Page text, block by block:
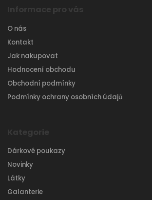
Informace pro vás
O nás
Kontakt
Jak nakupovat
Hodnocení obchodu
Obchodní podmínky
Podmínky ochrany osobních údajů
Kategorie
Dárkové poukazy
Novinky
Látky
Galanterie